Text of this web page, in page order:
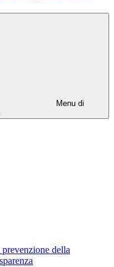
Menu di
della